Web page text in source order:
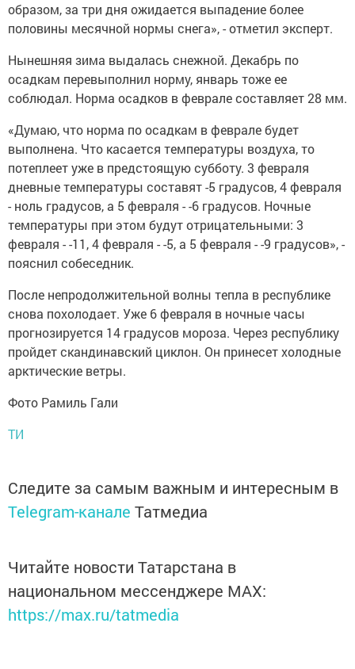
образом, за три дня ожидается выпадение более
половины месячной нормы снега», - отметил эксперт.
Нынешняя зима выдалась снежной. Декабрь по
осадкам перевыполнил норму, январь тоже ее
соблюдал. Норма осадков в феврале составляет 28 мм.
«Думаю, что норма по осадкам в феврале будет
выполнена. Что касается температуры воздуха, то
потеплеет уже в предстоящую субботу. 3 февраля
дневные температуры составят -5 градусов, 4 февраля
- ноль градусов, а 5 февраля - -6 градусов. Ночные
температуры при этом будут отрицательными: 3
февраля - -11, 4 февраля - -5, а 5 февраля - -9 градусов», -
пояснил собеседник.
После непродолжительной волны тепла в республике
снова похолодает. Уже 6 февраля в ночные часы
прогнозируется 14 градусов мороза. Через республику
пройдет скандинавский циклон. Он принесет холодные
арктические ветры.
Фото Рамиль Гали
ТИ
Следите за самым важным и интересным в
Telegram-канале Татмедиа
Читайте новости Татарстана в
национальном мессенджере MАХ:
https://max.ru/tatmedia